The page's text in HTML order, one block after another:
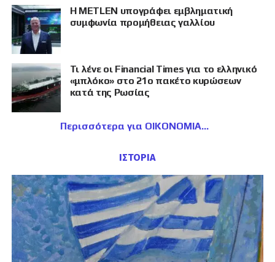
Η METLEN υπογράφει εμβληματική
συμφωνία προμήθειας γαλλίου
Τι λένε οι Financial Times για το ελληνικό
«μπλόκο» στο 21ο πακέτο κυρώσεων
κατά της Ρωσίας
Περισσότερα για ΟΙΚΟΝΟΜΙΑ
ΙΣΤΟΡΙΑ